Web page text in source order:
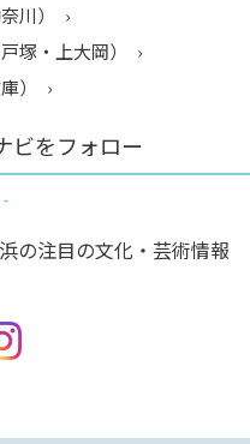
川）
塚・上大岡）
）
ビをフォロー
の注目の文化・芸術情報